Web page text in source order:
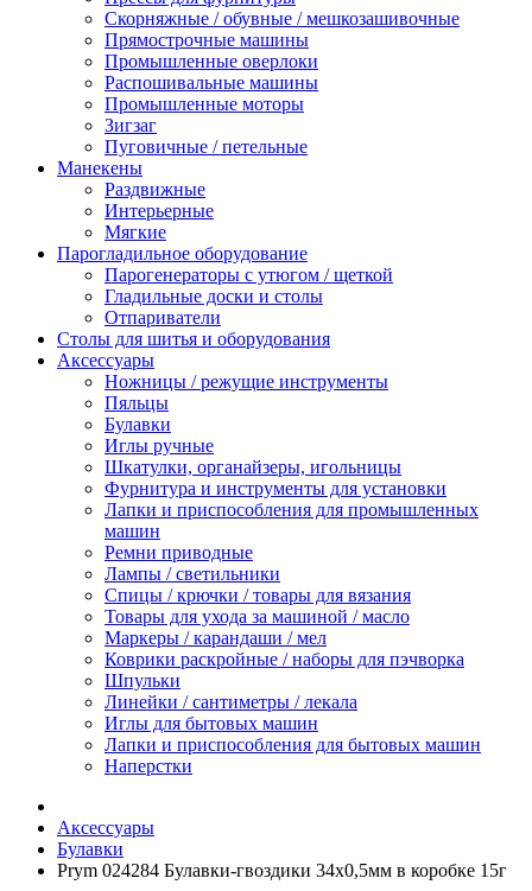
Скорняжные / обувные / мешкозашивочные
Прямострочные машины
Промышленные оверлоки
Распошивальные машины
Промышленные моторы
Зигзаг
Пуговичные / петельные
Манекены
Раздвижные
Интерьерные
Мягкие
Парогладильное оборудование
Парогенераторы с утюгом / щеткой
Гладильные доски и столы
Отпариватели
Столы для шитья и оборудования
Аксессуары
Ножницы / режущие инструменты
Пяльцы
Булавки
Иглы ручные
Шкатулки, органайзеры, игольницы
Фурнитура и инструменты для установки
Лапки и приспособления для промышленных
машин
Ремни приводные
Лампы / светильники
Спицы / крючки / товары для вязания
Товары для ухода за машиной / масло
Маркеры / карандаши / мел
Коврики раскройные / наборы для пэчворка
Шпульки
Линейки / сантиметры / лекала
Иглы для бытовых машин
Лапки и приспособления для бытовых машин
Наперстки
Аксессуары
Булавки
Prym 024284 Булавки-гвоздики 34х0,5мм в коробке 15г